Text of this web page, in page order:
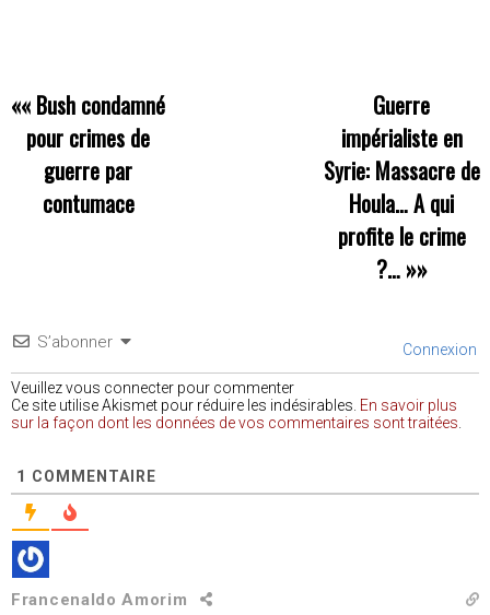
«« Bush condamné
pour crimes de
guerre par
contumace
Guerre
impérialiste en
Syrie: Massacre de
Houla… A qui
profite le crime
?…»»
S’abonner Connexion
Veuillez vous connecter pour commenter
Ce site utilise Akismet pour réduire les indésirables. En savoir plus
sur la façon dont les données de vos commentaires sont traitées
1 COMMENTAIRE
Francenaldo Amorim